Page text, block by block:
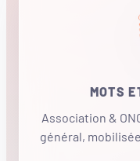
MOTS
Association &
général,